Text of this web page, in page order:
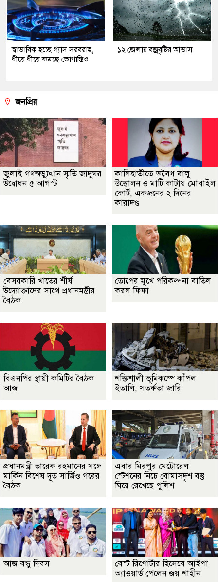
স্বাভাবিক হচ্ছে গ্যাস সরবরাহ,
ধীরে ধীরে কমছে ভোগান্তিও
১২ জেলায় বজ্রবৃষ্টির আভাস
জনপ্রিয়
জুলাই গণঅভ্যুত্থান স্মৃতি জাদুঘর
উদ্বোধন ৫ আগস্ট
কালিহাতীতে অবৈধ বালু
উত্তোলন ও মাটি কাটায় মোবাইল
কোর্ট, একজনের ২ দিনের
কারাদণ্ড
বেসরকারি খাতের শীর্ষ
উদ্যোক্তাদের সাথে প্রধানমন্ত্রীর
বৈঠক
তোপের মুখে পরিকল্পনা বাতিল
করল ফিফা
বিএনপির স্থায়ী কমিটির বৈঠক
আজ
শক্তিশালী ভূমিকম্পে কাঁপল
ইতালি, সতর্কতা জারি
প্রধানমন্ত্রী তারেক রহমানের সঙ্গে
মার্কিন বিশেষ দূত সার্জিও গরের
বৈঠক
এবার মিরপুর মেট্রোরেল
স্টেশনের নিচে বোমাসদৃশ বস্তু
ঘিরে রেখেছে পুলিশ
আজ বন্ধু দিবস
বেস্ট রিপোর্টার হিসেবে আইপা
অ্যাওয়ার্ড পেলেন জয় শাহীন